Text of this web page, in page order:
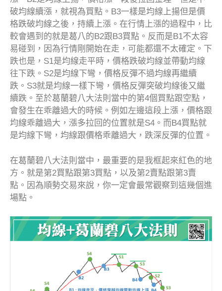
破均線續漲，就視為買點。B3一樣是均線上揚但是價
格跌破均線之後，持續上漲。在行情上漲的過程中，比
較會遇到的就是葛八的B2跟B3買點。反而是B1不太容
易碰到，因為行情剛開始在走，可能都還不太確定。下
跌也是，S1是均線走平時，價格跌破均線並帶動均線
往下跌。S2是均線下彎，價格反彈不過均線再繼續
跌。S3就是均線一樣下彎，價格反彈突破均線後又繼
續跌。至於葛蘭碧八大法則當中的第4個買點跟空點，
會發生在乖離過大的時候。例如左邊這段上漲，價格跟
均線乖離過大，漲多拉回的位置就是S4。而B4買點就
是均線下彎，均線跟價格乖離過大，跌深反彈的位置。
在葛蘭碧八大法則當中，最重要的是我框起來紅色的地
方。就是第2買點跟第3買點，以及第2賣點跟第3賣
點。因為順勢交易來說，你一定會最常觀察到這幾個進
場點。